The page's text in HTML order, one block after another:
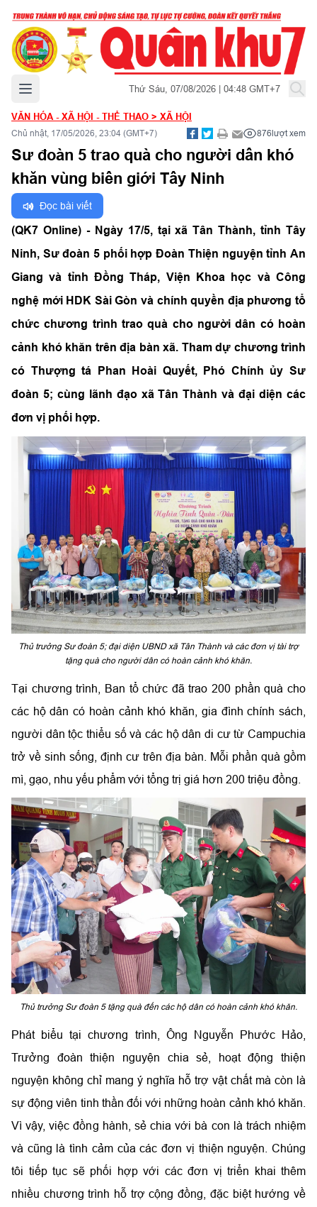
Mở menu chính Thứ Sáu, 07/08/2026 | 04:48 GMT+7
VĂN HÓA - XÃ HỘI - THỂ THAO > XÃ HỘI
Chủ nhật, 17/05/2026, 23:04 (GMT+7) 876lượt xem
Sư đoàn 5 trao quà cho người dân khó
khăn vùng biên giới Tây Ninh
Đọc bài viết
(QK7 Online) - Ngày 17/5, tại xã Tân Thành, tỉnh Tây
Ninh, Sư đoàn 5 phối hợp Đoàn Thiện nguyện tỉnh An
Giang và tỉnh Đồng Tháp, Viện Khoa học và Công
nghệ mới HDK Sài Gòn và chính quyền địa phương tổ
chức chương trình trao quà cho người dân có hoàn
cảnh khó khăn trên địa bàn xã. Tham dự chương trình
có Thượng tá Phan Hoài Quyết, Phó Chính ủy Sư
đoàn 5; cùng lãnh đạo xã Tân Thành và đại diện các
đơn vị phối hợp.
Thủ trưởng Sư đoàn 5; đại diện UBND xã Tân Thành và các đơn vị tài trợ
tặng quà cho người dân có hoàn cảnh khó khăn.
Tại chương trình, Ban tổ chức đã trao 200 phần quà cho
các hộ dân có hoàn cảnh khó khăn, gia đình chính sách,
người dân tộc thiểu số và các hộ dân di cư từ Campuchia
trở về sinh sống, định cư trên địa bàn. Mỗi phần quà gồm
mì, gạo, nhu yếu phẩm với tổng trị giá hơn 200 triệu đồng.
Thủ trưởng Sư đoàn 5 tặng quà đến các hộ dân có hoàn cảnh khó khăn.
Phát biểu tại chương trình, Ông Nguyễn Phước Hảo,
Trưởng đoàn thiện nguyện chia sẻ, hoạt động thiện
nguyện không chỉ mang ý nghĩa hỗ trợ vật chất mà còn là
sự động viên tinh thần đối với những hoàn cảnh khó khăn.
Vì vậy, việc đồng hành, sẻ chia với bà con là trách nhiệm
và cũng là tình cảm của các đơn vị thiện nguyện. Chúng
tôi tiếp tục sẽ phối hợp với các đơn vị triển khai thêm
nhiều chương trình hỗ trợ cộng đồng, đặc biệt hướng về